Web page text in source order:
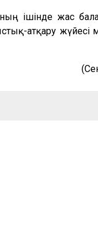
ішінде жас
атқару жүйесі
(